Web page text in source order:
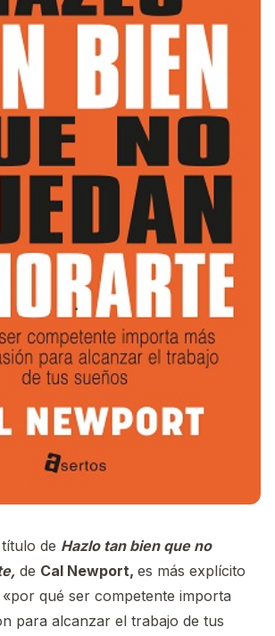
de Hazlo tan bien que no
de Cal Newport, es más explícito
qué ser competente importa
para alcanzar el trabajo de tus